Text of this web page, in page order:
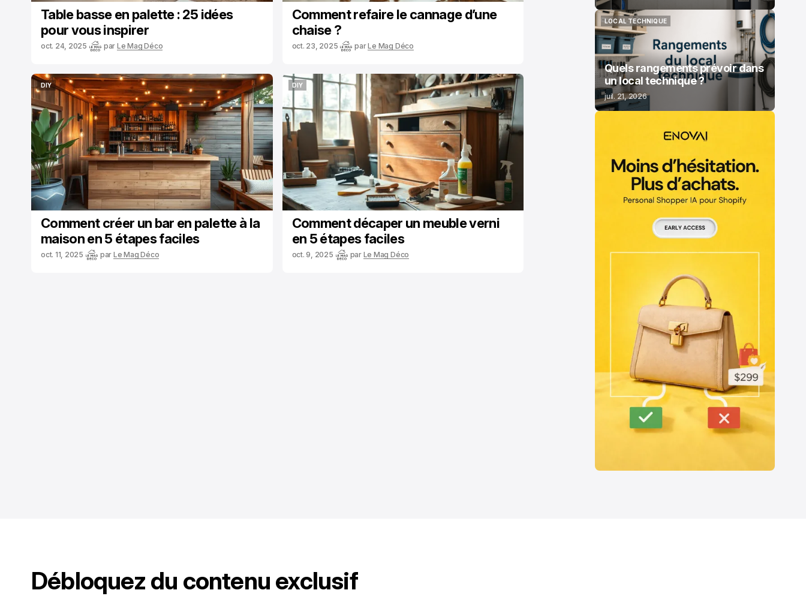
Table basse en palette : 25 idées
pour vous inspirer
oct. 24, 2025 par Le Mag Déco
Comment refaire le cannage d’une
chaise ?
oct. 23, 2025 parLe Mag Déco
DIY
Comment créer un bar en palette à la
maison en 5 étapes faciles
oct. 11, 2025 par Le Mag Déco
DIY
Comment décaper un meuble verni
en 5 étapes faciles
oct. 9, 2025 par Le Mag Déco
LOCAL TECHNIQUE
LOCAL TECHNIQUE
Quels rangements prévoir dans
un local technique ?
juil. 21, 2026
Débloquez du contenu exclusif